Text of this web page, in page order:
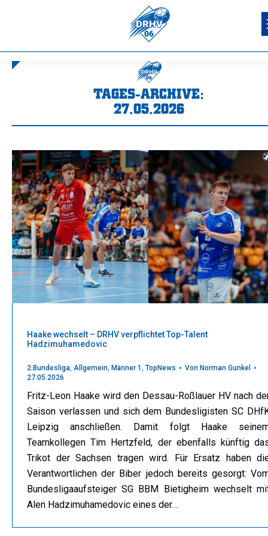
TAGES-ARCHIVE:
27.05.2026
Haake wechselt – DRHV verpflichtet Top-Talent
Hadzimuhamedovic
2.Bundesliga, Allgemein, Männer 1 , TopNews Von Norman Gunkel
27.05.2026
Fritz-Leon Haake wird den Dessau-Roßlauer HV nach
Saison verlassen und sich dem Bundesligisten SC
Leipzig anschließen. Damit folgt Haake
Teamkollegen Tim Hertzfeld, der ebenfalls künftig
Trikot der Sachsen tragen wird. Für Ersatz haben
Verantwortlichen der Biber jedoch bereits gesorgt:
Bundesligaaufsteiger SG BBM Bietigheim wechselt
Alen Hadzimuhamedovic eines der…